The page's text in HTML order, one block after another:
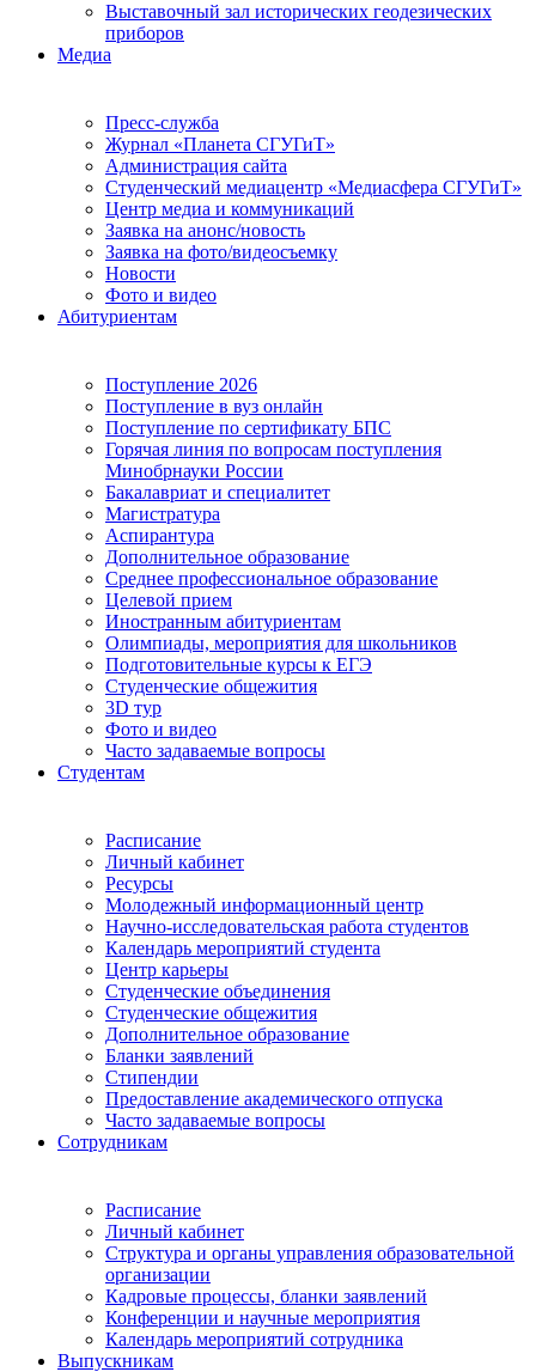
Выставочный зал исторических геодезических
приборов
Медиа
Пресс-служба
Журнал «Планета СГУГиТ»
Администрация сайта
Студенческий медиацентр «Медиасфера СГУГиТ»
Центр медиа и коммуникаций
Заявка на анонс/новость
Заявка на фото/видеосъемку
Новости
Фото и видео
Абитуриентам
Поступление 2026
Поступление в вуз онлайн
Поступление по сертификату БПС
Горячая линия по вопросам поступления
Минобрнауки России
Бакалавриат и специалитет
Магистратура
Аспирантура
Дополнительное образование
Среднее профессиональное образование
Целевой прием
Иностранным абитуриентам
Олимпиады, мероприятия для школьников
Подготовительные курсы к ЕГЭ
Студенческие общежития
3D тур
Фото и видео
Часто задаваемые вопросы
Студентам
Расписание
Личный кабинет
Ресурсы
Молодежный информационный центр
Научно-исследовательская работа студентов
Календарь мероприятий студента
Центр карьеры
Студенческие объединения
Студенческие общежития
Дополнительное образование
Бланки заявлений
Стипендии
Предоставление академического отпуска
Часто задаваемые вопросы
Сотрудникам
Расписание
Личный кабинет
Структура и органы управления образовательной
организации
Кадровые процессы, бланки заявлений
Конференции и научные мероприятия
Календарь мероприятий сотрудника
Выпускникам